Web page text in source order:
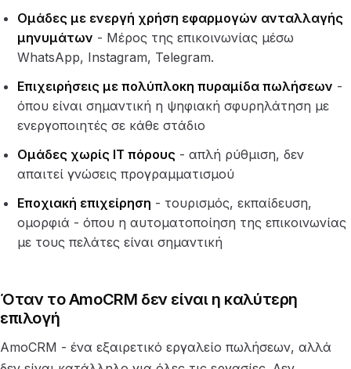
Ομάδες με ενεργή χρήση εφαρμογών ανταλλαγής
μηνυμάτων - Μέρος της επικοινωνίας μέσω
WhatsApp, Instagram, Telegram.
Επιχειρήσεις με πολύπλοκη πυραμίδα πωλήσεων -
όπου είναι σημαντική η ψηφιακή σφυρηλάτηση με
ενεργοποιητές σε κάθε στάδιο
Ομάδες χωρίς IT πόρους - απλή ρύθμιση, δεν
απαιτεί γνώσεις προγραμματισμού
Εποχιακή επιχείρηση - τουρισμός, εκπαίδευση,
ομορφιά - όπου η αυτοματοποίηση της επικοινωνίας
με τους πελάτες είναι σημαντική
Όταν το AmoCRM δεν είναι η καλύτερη
επιλογή
AmoCRM - ένα εξαιρετικό εργαλείο πωλήσεων, αλλά